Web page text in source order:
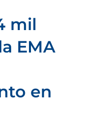
mil
EMA
en